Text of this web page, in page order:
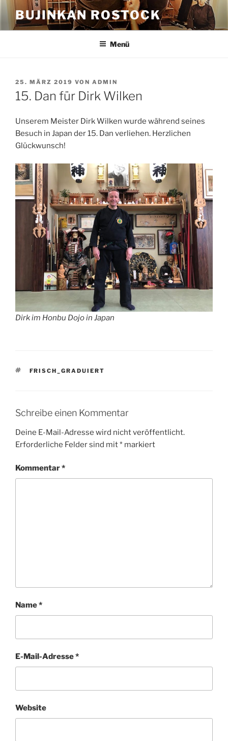
Zum
Inhalt
springen
BUJINKAN ROSTOCK
Menü
VERÖFFENTLICHT
AM
25. MÄRZ 2019 VON ADMIN
15. Dan für Dirk Wilken
Unserem Meister Dirk Wilken wurde während seines
Besuch in Japan der 15. Dan verliehen. Herzlichen
Glückwunsch!
Dirk im Honbu Dojo in Japan
SCHLAGWÖRTER
FRISCH_GRADUIERT
Schreibe einen Kommentar
Deine E-Mail-Adresse wird nicht veröffentlicht.
Erforderliche Felder sind mit* markiert
Kommentar*
Name*
E-Mail-Adresse*
Website